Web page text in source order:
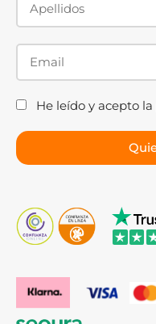
He leído y acepto la